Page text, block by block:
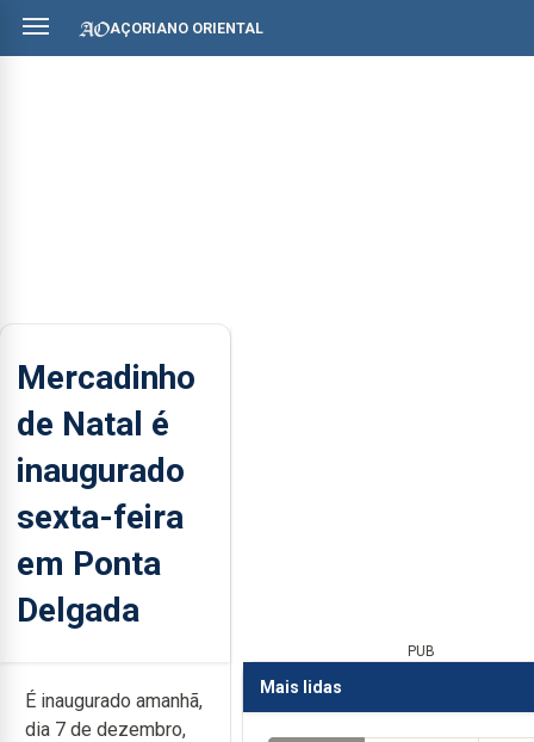
AÇORIANO ORIENTAL
Mercadinho
de Natal é
inaugurado
sexta-feira
em Ponta
Delgada
É inaugurado amanhã,
dia 7 de dezembro,
PUB
Mais lidas